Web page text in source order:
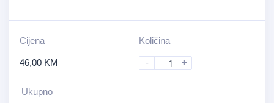
Cijena
46,00 KM
Količina
- +
Ukupno